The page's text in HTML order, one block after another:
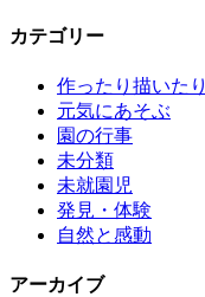
カテゴリー
作ったり描いたり
元気にあそぶ
園の行事
未分類
未就園児
発見・体験
自然と感動
アーカイブ